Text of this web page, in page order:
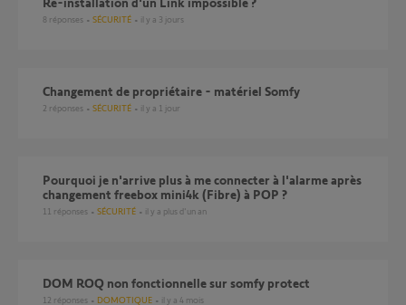
8 réponses SÉCURITÉ il y a 3 jours
Changement de propriétaire - matériel Somfy
2 réponses SÉCURITÉ il y a 1 jour
Pourquoi je n'arrive plus à me connecter à l'alarme après
changement freebox mini4k (Fibre) à POP ?
11 réponses SÉCURITÉ il y a plus d'un an
DOM ROQ non fonctionnelle sur somfy protect
12 réponses DOMOTIQUE il y a 4 mois